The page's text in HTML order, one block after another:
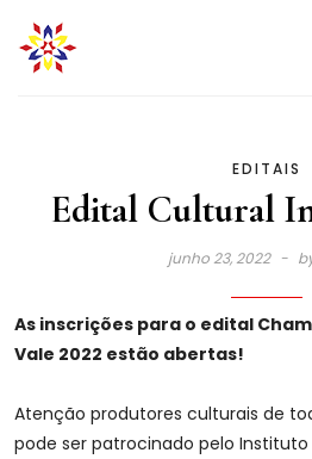
content
EDITAIS
Edital Cultural
junho 23, 2022
As inscrições para o edital
Vale 2022 estão abertas!
Atenção produtores culturais de
pode ser patrocinado pelo Instituto